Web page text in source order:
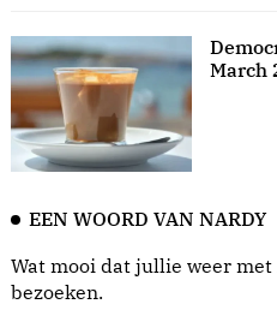
March
EEN WOORD VAN NARDY
Wat mooi dat jullie weer
bezoeken.